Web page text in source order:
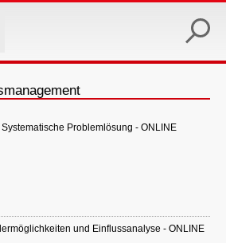
Problemlösung - ONLINE
und Einflussanalyse - ONLINE